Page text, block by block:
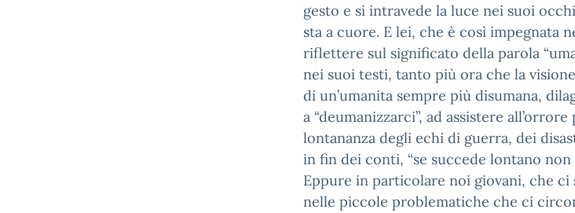
gesto e si intravede la luce nei suoi
sta a cuore. E lei, che è così impegnata
riflettere sul significato della parola
nei suoi testi, tanto più ora che la
di un’umanita sempre più disumana,
a “deumanizzarci”, ad assistere
lontananza degli echi di guerra, dei
in fin dei conti, “se succede lontano non
Eppure in particolare noi giovani, che ci
nelle piccole problematiche che ci